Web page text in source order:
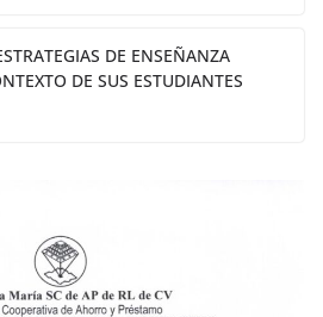
DE ENSEÑANZA
DE SUS ESTUDIANTES